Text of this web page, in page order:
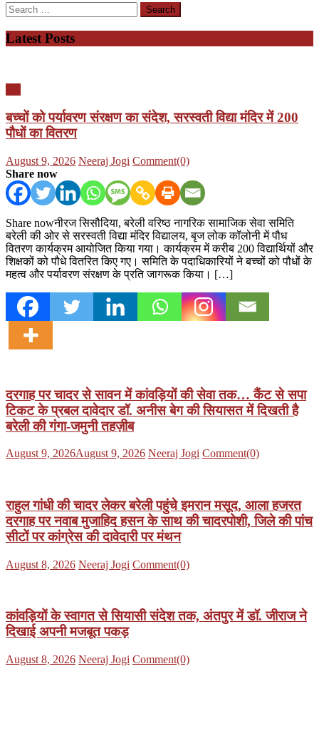
Search
for:
Latest Posts
बच्चों को पर्यावरण संरक्षण का संदेश, सरस्वती विद्या मंदिर में 200
पौधों का वितरण
Posted
on
August 9, 2026 Author
Neeraj Jogi Comment(0)
Share now
Share nowनीरज सिसौदिया, बरेली वरिष्ठ नागरिक सामाजिक सेवा समिति
बरेली की ओर से सरस्वती विद्या मंदिर विद्यालय, बृज लोक कॉलोनी में पौध
वितरण कार्यक्रम आयोजित किया गया। कार्यक्रम में करीब 200 विद्यार्थियों और
शिक्षकों को पौधे वितरित किए गए। समिति के पदाधिकारियों ने बच्चों को पौधों के
महत्व और पर्यावरण संरक्षण के प्रति जागरूक किया। […]
दरगाह पर चादर से सावन में कांवड़ियों की सेवा तक… कैंट से सपा
टिकट के प्रबल दावेदार डॉ. अनीस बेग की सियासत में दिखती है
बरेली की गंगा-जमुनी तहज़ीब
Posted
August 9, 2026August 9, 2026 Author
Neeraj Jogi Comment(0)
राहुल गांधी की चादर लेकर बरेली पहुंचे इमरान मसूद, आला हजरत
दरगाह पर नवाब मुजाहिद हसन के साथ की चादरपोशी, जिले की पांच
सीटों पर कांग्रेस की दावेदारी पर मंथन
Posted
August 8, 2026 Author
Neeraj Jogi Comment(0)
कांवड़ियों के स्वागत से सियासी संदेश तक, अंतपुर में डॉ. जीराज ने
दिखाई अपनी मजबूत पकड़
Posted
August 8, 2026 Author
Neeraj Jogi Comment(0)